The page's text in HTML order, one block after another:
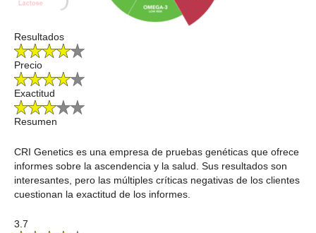
Resultados
Precio
Exactitud
Resumen
CRI Genetics es una empresa de pruebas genéticas que ofrece
informes sobre la ascendencia y la salud. Sus resultados son
interesantes, pero las múltiples críticas negativas de los clientes
cuestionan la exactitud de los informes.
3.7